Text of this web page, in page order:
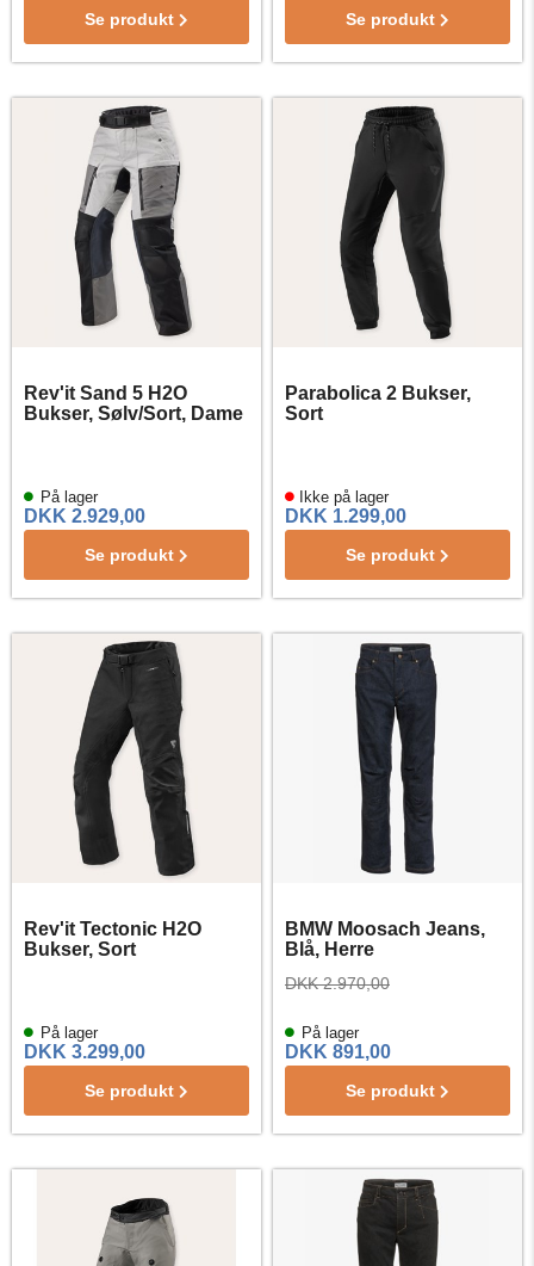
Se produkt Se produkt
Rev'it Sand 5 H2O
Bukser, Sølv/Sort, Dame
På lager
DKK 2.929,00
Se produkt
Parabolica 2 Bukser,
Sort
Ikke på lager
DKK 1.299,00
Se produkt
Rev'it Tectonic H2O
Bukser, Sort
På lager
DKK 3.299,00
Se produkt
BMW Moosach Jeans,
Blå, Herre
På lager
DKK 2.970,00
DKK 891,00
Se produkt